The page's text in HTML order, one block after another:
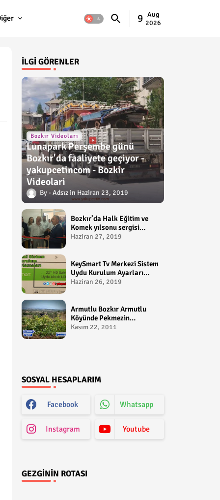
9 Aug
2026
İLGI GÖRENLER
Bozkır Videoları
Lunapark Perşembe günü
Bozkır'da faaliyete geçiyor -
yakupcetincom - Bozkir
Videolari
Adsız Haziran 23, 2019
Bozkır’da Halk Eğitim ve
Komek yılsonu sergisi
gerçekleştirildi-
Haziran 27, 2019
KeySmart Tv Merkezi Sistem
Uydu Kurulum Ayarları
Video anlatım -
Haziran 26, 2019
Armutlu Bozkır Armutlu
Köyünde Pekmezin
Hikayesi:Gezen Bilir Kontv
Kasım 22, 2011
SOSYAL HESAPLARIM
Facebook Whatsapp
Instagram Youtube
GEZGININ ROTASI